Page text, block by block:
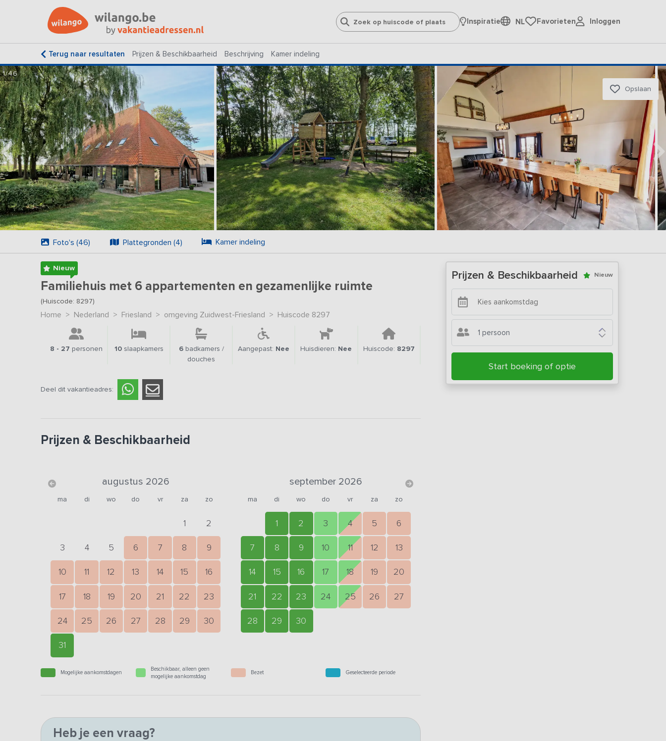
Inspiratie NL Favorieten Inloggen
Terug naar resultaten Prijzen & Beschikbaarheid Beschrijving Kamer indeling
1/46
Opslaan
Foto's (46) Plattegronden (4) Kamer indeling
Nieuw
Familiehuis met 6 appartementen en gezamenlijke ruimte
(Huiscode: 8297)
Home > Nederland > Friesland > omgeving Zuidwest-Friesland > Huiscode 8297
8 - 27 personen 10slaapkamers 6badkamers /
douches
Aangepast: Nee Huisdieren: Nee Huiscode: 8297
Deel dit vakantieadres:
Prijzen & Beschikbaarheid
augustus 2026
ma di wo do vr za zo
1 2
3 4 5 6 7 8 9
10 11 12 13 14 15 16
17 18 19 20 21 22 23
24 25 26 27 28 29 30
31
september 2026
ma di wo do vr za zo
1 2 3 4 5 6
7 8 9 10 11 12 13
14 15 16 17 18 19 20
21 22 23 24 25 26 27
28 29 30
Mogelijke aankomstdagen
Beschikbaar, alleen geen
mogelijke aankomstdag
Bezet Geselecteerde periode
Heb je een vraag?
Prijzen & Beschikbaarheid Nieuw
1 persoon
Start boeking of optie